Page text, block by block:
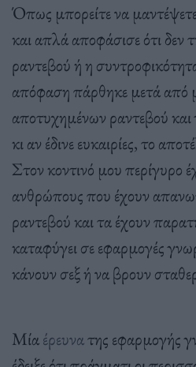
Όπως μπορείτε να
και απλά αποφάσισε ότι δεν
ραντεβού ή η
απόφαση πάρθηκε μετά από
αποτυχημένων ραντεβού
κι αν έδινε ευκαιρίες, το
Στον κοντινό μου περίγυρο
ανθρώπους που έχουν
ραντεβού και τα έχουν
καταφύγει σε εφαρμογές
κάνουν σεξ ή να βρουν
Μίαέρευνατης εφαρμογής